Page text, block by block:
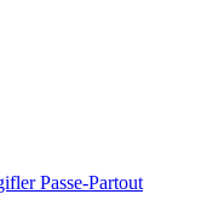
Passe-Partout